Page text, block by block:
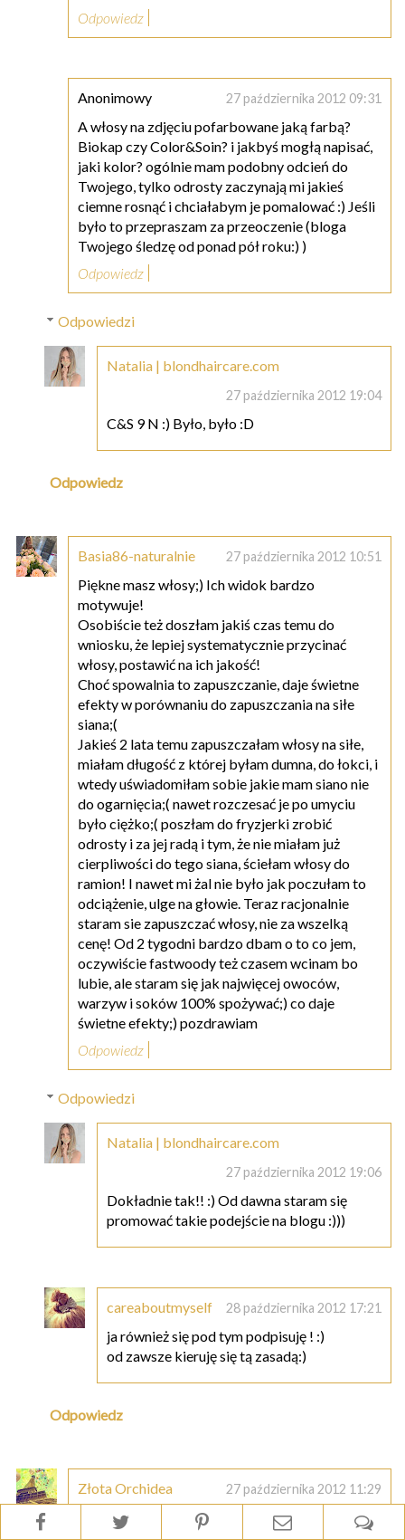
Odpowiedz
Anonimowy 27 października 2012 09:31
A włosy na zdjęciu pofarbowane jaką farbą?
Biokap czy Color&Soin? i jakbyś mogłą napisać,
jaki kolor? ogólnie mam podobny odcień do
Twojego, tylko odrosty zaczynają mi jakieś
ciemne rosnąć i chciałabym je pomalować :) Jeśli
było to przepraszam za przeoczenie (bloga
Twojego śledzę od ponad pół roku:) )
Odpowiedz
Odpowiedzi
Natalia | blondhaircare.com
27 października 2012 19:04
C&S 9 N :) Było, było :D
Odpowiedz
Basia86-naturalnie 27 października 2012 10:51
Piękne masz włosy;) Ich widok bardzo
motywuje!
Osobiście też doszłam jakiś czas temu do
wniosku, że lepiej systematycznie przycinać
włosy, postawić na ich jakość!
Choć spowalnia to zapuszczanie, daje świetne
efekty w porównaniu do zapuszczania na siłe
siana;(
Jakieś 2 lata temu zapuszczałam włosy na siłe,
miałam długość z której byłam dumna, do łokci, i
wtedy uświadomiłam sobie jakie mam siano nie
do ogarnięcia;( nawet rozczesać je po umyciu
było ciężko;( poszłam do fryzjerki zrobić
odrosty i za jej radą i tym, że nie miałam już
cierpliwości do tego siana, ściełam włosy do
ramion! I nawet mi żal nie było jak poczułam to
odciążenie, ulge na głowie. Teraz racjonalnie
staram sie zapuszczać włosy, nie za wszelką
cenę! Od 2 tygodni bardzo dbam o to co jem,
oczywiście fastwoody też czasem wcinam bo
lubie, ale staram się jak najwięcej owoców,
warzyw i soków 100% spożywać;) co daje
świetne efekty;) pozdrawiam
Odpowiedz
Odpowiedzi
Natalia | blondhaircare.com
27 października 2012 19:06
Dokładnie tak!! :) Od dawna staram się
promować takie podejście na blogu :)))
careaboutmyself 28 października 2012 17:21
ja również się pod tym podpisuję ! :)
od zawsze kieruję się tą zasadą:)
Odpowiedz
Złota Orchidea 27 października 2012 11:29
Zakochałam się chyba w twoich włosach :D